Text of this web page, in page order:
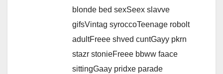
blonde bed sexSeex slavve
gifsVintag syroccoTeenage robolt
adultFreee shved cuntGayy pkrn
stazr stonieFreee bbww faace
sittingGaay pridxe parade